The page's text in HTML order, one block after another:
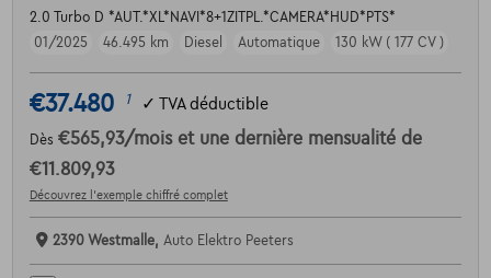
2.0 Turbo D *AUT.*XL*NAVI*8+1ZITPL.*CAMERA*HUD*PTS*
01/2025
46.495 km Diesel Automatique 130 kW ( 177 CV )
€37.480 1 ✓ TVA déductible
Dès €565,93/mois et une dernière mensualité de
€11.809,93
Découvrez l’exemple chiffré complet
2390 Westmalle, Auto Elektro Peeters